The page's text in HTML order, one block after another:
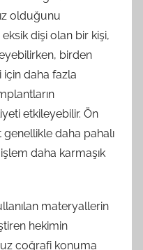
olduğunu
dişi olan bir kişi,
birden
için daha fazla
etkileyebilir. Ön
daha pahalı
daha karmaşık
materyallerin
hekimin
coğrafi konuma